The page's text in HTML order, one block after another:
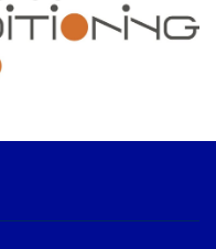
チーム紹介
選 手